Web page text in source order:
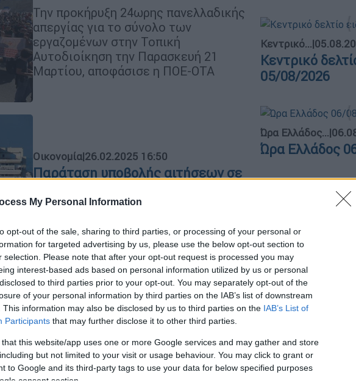
My Personal Information
opt-out of the sale, sharing to third parties, or processing of your personal or
for targeted advertising by us, please use the below opt-out section to
selection. Please note that after your opt-out request is processed you may
interest-based ads based on personal information utilized by us or personal
to third parties prior to your opt-out. You may separately opt-out of the
of your personal information by third parties on the IAB’s list of downstream
This information may also be disclosed by us to third parties on the IAB’s List of
Participants that may further disclose it to other third parties.
that this website/app uses one or more Google services and may gather and store
but not limited to your visit or usage behaviour. You may click to grant or
to Google and its third-party tags to use your data for below specified purposes
consent section.
Την προκήρυξη 24ωρης πανελλαδικής
απεργίας για το σύνολο των
εργαζομένων στην Τοπική
Αυτοδιοίκηση την Παρασκευή 21
Μαρτίου, αποφάσισε η ΠΟΕ-ΟΤΑ
Οικονομία|26.02.2025 16:50
Παράταση υποβολής αιτήσεων σε
ενεργειακής αναβάθμισης
Τι πρέπει να γνωρίζουν οι πολίτες
Οικονομία|12.10.2024 10:01
Ρύθμιση οφειλών: Έως και 60
δόσεις για χρέη σε ΟΤΑ και ΔΕΥΑ -
Τι πρέπει να γνωρίζουν οι
οφειλέτες
Κεντρικό...|
Κεντρικό
05/08/2026
Ώρα Ελλάδος...|
Ώρα Ελλάδος
Φωτιά στην
Μήνυμα 112